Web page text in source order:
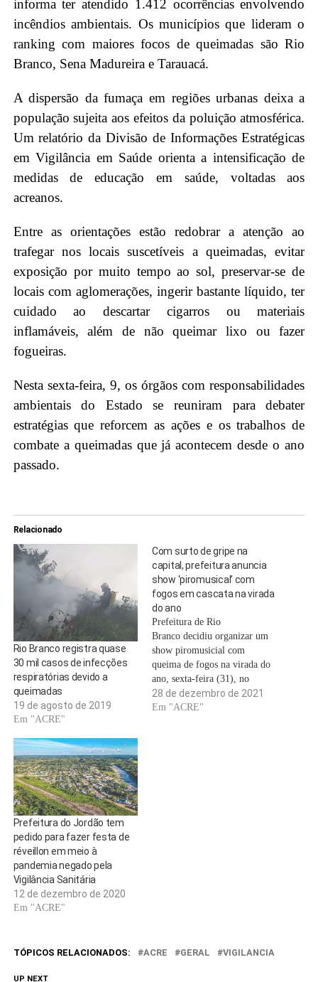
informa ter atendido 1.412 ocorrências envolvendo
incêndios ambientais. Os municípios que lideram o
ranking com maiores focos de queimadas são Rio
Branco, Sena Madureira e Tarauacá.
A dispersão da fumaça em regiões urbanas deixa a
população sujeita aos efeitos da poluição atmosférica.
Um relatório da Divisão de Informações Estratégicas
em Vigilância em Saúde orienta a intensificação de
medidas de educação em saúde, voltadas aos
acreanos.
Entre as orientações estão redobrar a atenção ao
trafegar nos locais suscetíveis a queimadas, evitar
exposição por muito tempo ao sol, preservar-se de
locais com aglomerações, ingerir bastante líquido, ter
cuidado ao descartar cigarros ou materiais
inflamáveis, além de não queimar lixo ou fazer
fogueiras.
Nesta sexta-feira, 9, os órgãos com responsabilidades
ambientais do Estado se reuniram para debater
estratégias que reforcem as ações e os trabalhos de
combate a queimadas que já acontecem desde o ano
passado.
Relacionado
Rio Branco registra quase
30 mil casos de infecções
respiratórias devido a
queimadas
19 de agosto de 2019
Em "ACRE"
Com surto de gripe na
capital, prefeitura anuncia
show ‘piromusical’ com
fogos em cascata na virada
do ano
Prefeitura de Rio
Branco decidiu organizar um
show piromusicial com
queima de fogos na virada do
ano, sexta-feira (31), no
Centro da capital acreana. O
evento será aberto ao público e
28 de dezembro de 2021
Em "ACRE"
Prefeitura do Jordão tem
pedido para fazer festa de
réveillon em meio à
pandemia negado pela
Vigilância Sanitária
12 de dezembro de 2020
Em "ACRE"
TÓPICOS RELACIONADOS: ACRE GERAL VIGILANCIA
UP NEXT